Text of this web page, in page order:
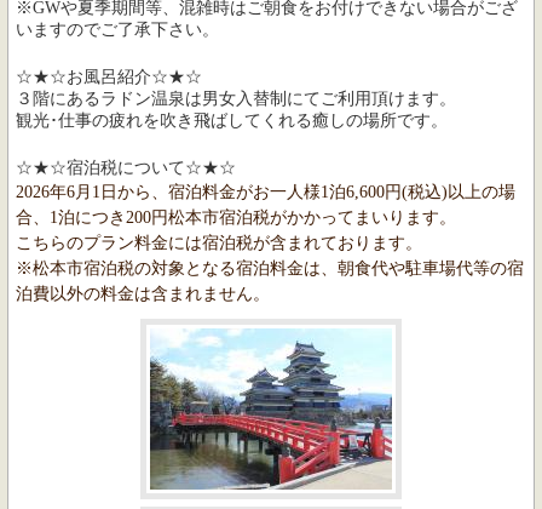
※GWや夏季期間等、混雑時はご朝食をお付けできない場合がござ
いますのでご了承下さい。
☆★☆お風呂紹介☆★☆
３階にあるラドン温泉は男女入替制にてご利用頂けます。
観光･仕事の疲れを吹き飛ばしてくれる癒しの場所です。
☆★☆宿泊税について☆★☆
2026年6月1日から、宿泊料金がお一人様1泊6,600円(税込)以上の場
合、1泊につき200円松本市宿泊税がかかってまいります。
こちらのプラン料金には宿泊税が含まれております。
※松本市宿泊税の対象となる宿泊料金は、朝食代や駐車場代等の宿
泊費以外の料金は含まれません。